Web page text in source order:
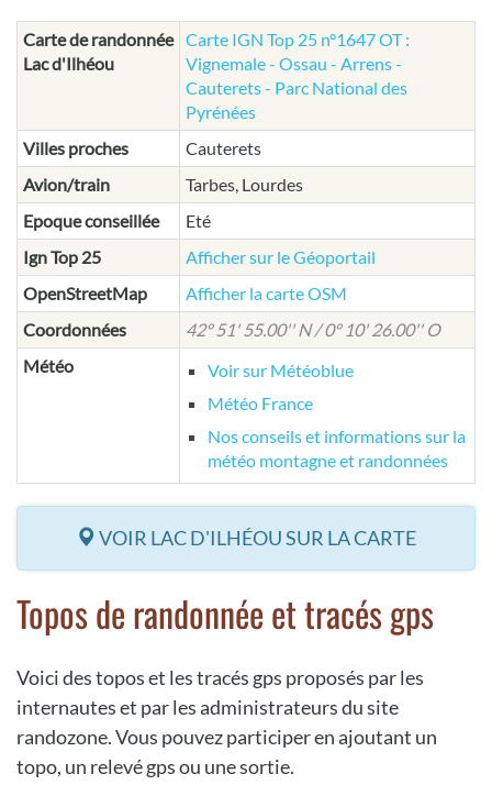
Carte de randonnée
Lac d'Ilhéou
Carte IGN Top 25 n°1647 OT :
Vignemale - Ossau - Arrens -
Cauterets - Parc National des
Pyrénées
Villes proches
Cauterets
Avion/train
Tarbes, Lourdes
Epoque conseillée
Eté
Ign Top 25
Afficher sur le Géoportail
OpenStreetMap
Afficher la carte OSM
Coordonnées
42° 51' 55.00'' N / 0° 10' 26.00'' O
Météo
Voir sur Météoblue
Météo France
Nos conseils et informations sur la
météo montagne et randonnées
VOIR LAC D'ILHÉOU SUR LA CARTE
Topos de randonnée et tracés gps
Voici des topos et les tracés gps proposés par les
internautes et par les administrateurs du site
randozone. Vous pouvez participer en ajoutant un
topo, un relevé gps ou une sortie.